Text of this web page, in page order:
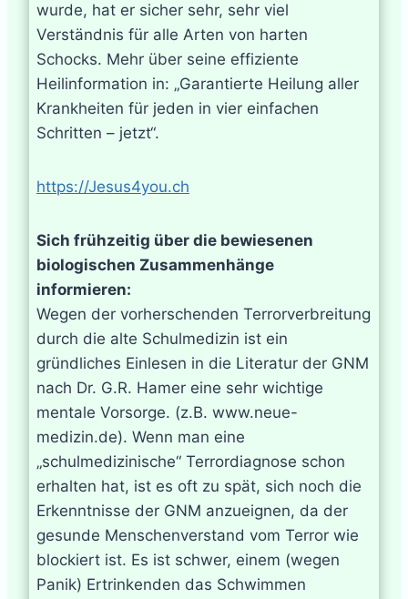
wurde, hat er sicher sehr, sehr viel
Verständnis für alle Arten von harten
Schocks. Mehr über seine effiziente
Heilinformation in: „Garantierte Heilung aller
Krankheiten für jeden in vier einfachen
Schritten – jetzt“.
https://Jesus4you.ch
Sich frühzeitig über die bewiesenen
biologischen Zusammenhänge
informieren:
Wegen der vorherschenden Terrorverbreitung
durch die alte Schulmedizin ist ein
gründliches Einlesen in die Literatur der GNM
nach Dr. G.R. Hamer eine sehr wichtige
mentale Vorsorge. (z.B. www.neue-
medizin.de). Wenn man eine
„schulmedizinische“ Terrordiagnose schon
erhalten hat, ist es oft zu spät, sich noch die
Erkenntnisse der GNM anzueignen, da der
gesunde Menschenverstand vom Terror wie
blockiert ist. Es ist schwer, einem (wegen
Panik) Ertrinkenden das Schwimmen